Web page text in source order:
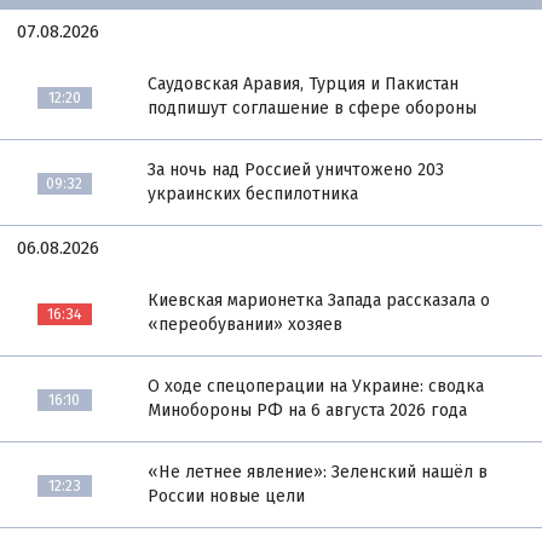
07.08.2026
12:20
Саудовская Аравия, Турция и Пакистан
подпишут соглашение в сфере обороны
09:32
За ночь над Россией уничтожено 203
украинских беспилотника
06.08.2026
16:34
Киевская марионетка Запада рассказала о
«переобувании» хозяев
16:10
О ходе спецоперации на Украине: сводка
Минобороны РФ на 6 августа 2026 года
12:23
«Не летнее явление»: Зеленский нашёл в
России новые цели